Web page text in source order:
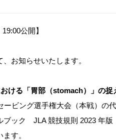
公開】
お知らせいたします。
ける「胃部（stomach）」の捉
ービング選手権大会（本戦）の
ブック JLA 競技規則 2023 年版
す。